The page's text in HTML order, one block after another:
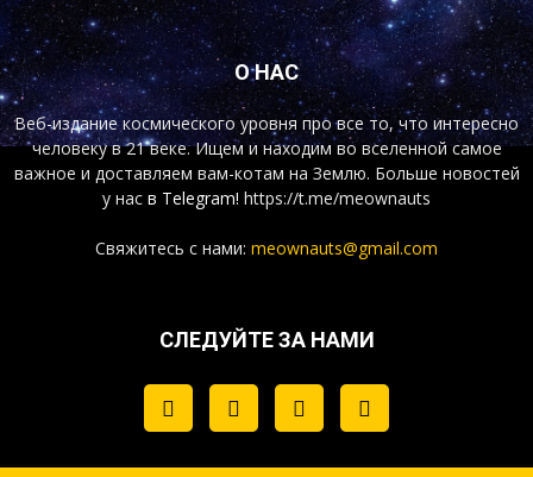
О НАС
Веб-издание космического уровня про все то, что интересно
человеку в 21 веке. Ищем и находим во вселенной самое
важное и доставляем вам-котам на Землю. Больше новостей
у нас в Telegram! https://t.me/meownauts
Свяжитесь с нами: meownauts@gmail.com
СЛЕДУЙТЕ ЗА НАМИ